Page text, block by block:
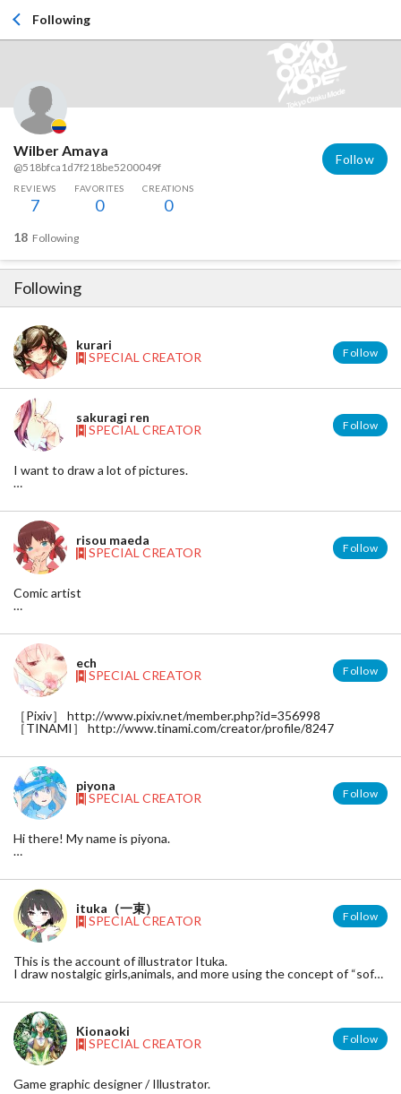
Following
Wilber Amaya
@518bfca1d7f218be5200049f
Follow
REVIEWS
7
FAVORITES
0
CREATIONS
0
18 Following
Following
kurari
SPECIAL CREATOR
Follow
sakuragi ren
SPECIAL CREATOR
Follow
I want to draw a lot of pictures.
twitter:https://twitter.com/sakuragi_ren
risou maeda
SPECIAL CREATOR
Follow
Comic artist
blog http://maedarisou.blog136.fc2.com/
ech
SPECIAL CREATOR
Follow
［Pixiv］ http://www.pixiv.net/member.php?id=356998
［TINAMI］ http://www.tinami.com/creator/profile/8247
piyona
SPECIAL CREATOR
Follow
Hi there! My name is piyona.
pixiv:：http://www.pixiv.net/member.php?id=1048605
ituka（一束）
SPECIAL CREATOR
Follow
This is the account of illustrator Ituka.
I draw nostalgic girls,animals, and more using the concept of “soft
関西在住のフリーイラストレーター・一束（ituka）と申します。
「やわらかく愛らしく」をモットーに、ノスタルジックで、動物
や少女をモチーフにした作品を中心に描いています。また、どこ
となく「和」を感じる要素を取り入れるよう心がけています。
Kionaoki
SPECIAL CREATOR
Follow
Game graphic designer / Illustrator.